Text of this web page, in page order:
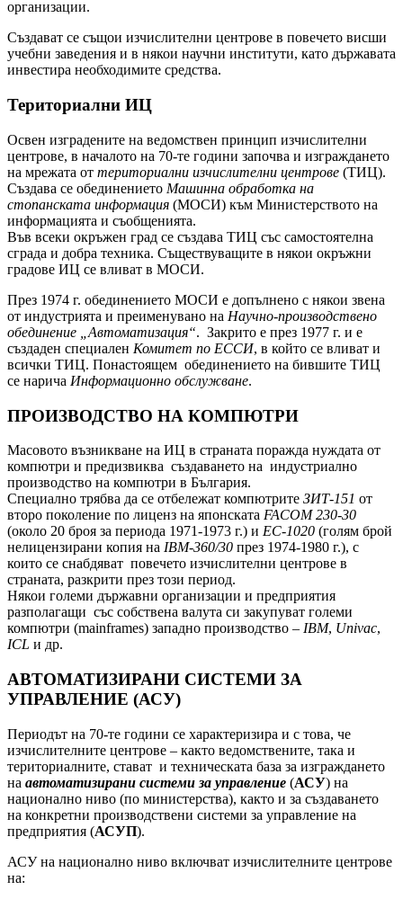
организации.
Създават се същои изчислителни центрове в повечето висши
учебни заведения и в някои научни институти, като държавата
инвестира необходимите средства.
Териториални ИЦ
Освен изградените на ведомствен принцип изчислителни
центрове, в началото на 70-те години започва и изграждането
на мрежата от териториални изчислителни центрове (ТИЦ).
Създава се обединението Машинна обработка на
стопанската информация (МОСИ) към Министерството на
информацията и съобщенията.
Във всеки окръжен град се създава ТИЦ със самостоятелна
сграда и добра техника. Съществуващите в някои окръжни
градове ИЦ се вливат в МОСИ.
През 1974 г. обединението МОСИ е допълнено с някои звена
от индустрията и преименувано на Научно-производствено
обединение „Автоматизация“. Закрито е през 1977 г. и е
създаден специален Комитет по ЕССИ, в който се вливат и
всички ТИЦ. Понастоящем обединението на бившите ТИЦ
се нарича Информационно обслужване.
ПРОИЗВОДСТВО НА КОМПЮТРИ
Масовото възникване на ИЦ в страната поражда нуждата от
компютри и предизвиква създаването на индустриално
производство на компютри в България.
Специално трябва да се отбележат компютрите ЗИТ-151 от
второ поколение по лиценз на японската FACOM230-30
(около 20 броя за периода 1971-1973 г.) и ЕС-1020 (голям брой
нелицензирани копия на IBM-360/30 през 1974-1980 г.), с
които се снабдяват повечето изчислителни центрове в
страната, разкрити през този период.
Някои големи държавни организации и предприятия
разполагащи със собствена валута си закупуват големи
компютри (mainframes) западно производство – IBM, Univac,
ICL и др.
АВТОМАТИЗИРАНИ СИСТЕМИ ЗА
УПРАВЛЕНИЕ (АСУ)
Периодът на 70-те години се характеризира и с това, че
изчислителните центрове – както ведомствените, така и
териториалните, стават и техническата база за изграждането
на автоматизирани системи за управление (АСУ) на
национално ниво (по министерства), както и за създаването
на конкретни производствени системи за управление на
предприятия (АСУП).
АСУ на национално ниво включват изчислителните центрове
на: